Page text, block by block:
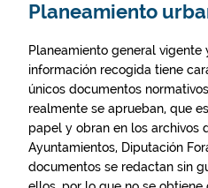
Planeamiento
Planeamiento general vigente
información recogida tiene
únicos documentos
realmente se aprueban, que
papel y obran en los archivos
Ayuntamientos, Diputación
documentos se redactan sin